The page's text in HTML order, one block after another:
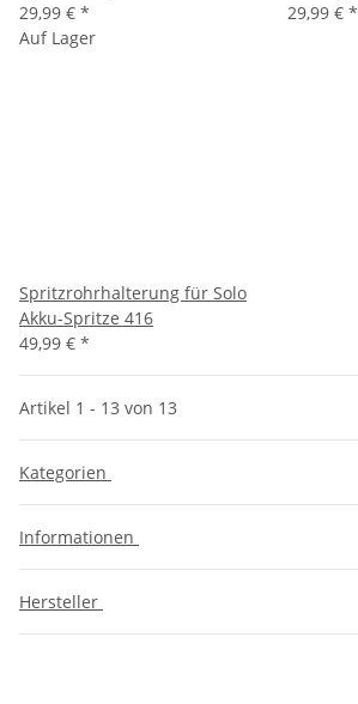
29,99 € *
29,99 € *
Auf Lager
Spritzrohrhalterung für Solo
Akku-Spritze 416
49,99 € *
Artikel 1 - 13 von 13
Kategorien
Informationen
Hersteller